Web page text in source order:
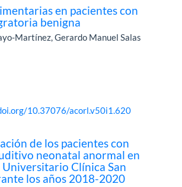
en pacientes con
benigna
Martínez, Gerardo Manuel Salas
10.37076/acorl.v50i1.620
de los pacientes con
neonatal anormal en
Clínica San
los años 2018-2020